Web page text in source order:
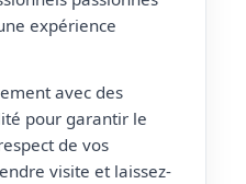
expérience
avec des
pour garantir le
de vos
visite et laissez-